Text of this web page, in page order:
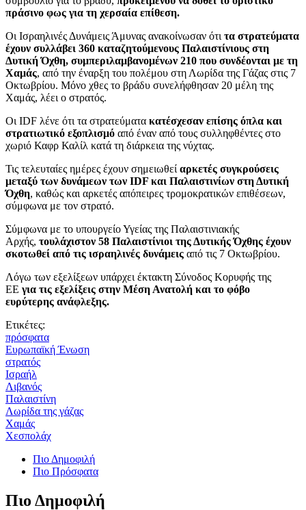
πράσινο φως για τη χερσαία επίθεση.
Οι Ισραηλινές Δυνάμεις Άμυνας ανακοίνωσαν ότι τα στρατεύματα
έχουν συλλάβει 360 καταζητούμενους Παλαιστίνιους στη
Δυτική Όχθη, συμπεριλαμβανομένων 210 που συνδέονται με τη
Χαμάς, από την έναρξη του πολέμου στη Λωρίδα της Γάζας στις 7
Οκτωβρίου. Μόνο χθες το βράδυ συνελήφθησαν 20 μέλη της
Χαμάς, λέει ο στρατός.
Οι IDF λένε ότι τα στρατεύματα κατέσχεσαν επίσης όπλα και
στρατιωτικό εξοπλισμό από έναν από τους συλληφθέντες στο
χωριό Καφρ Καλίλ κατά τη διάρκεια της νύχτας.
Τις τελευταίες ημέρες έχουν σημειωθεί αρκετές συγκρούσεις
μεταξύ των δυνάμεων των IDF και Παλαιστινίων στη Δυτική
Όχθη, καθώς και αρκετές απόπειρες τρομοκρατικών επιθέσεων,
σύμφωνα με τον στρατό.
Σύμφωνα με το υπουργείο Υγείας της Παλαιστινιακής
Αρχής, τουλάχιστον 58 Παλαιστίνιοι της Δυτικής Όχθης έχουν
σκοτωθεί από τις ισραηλινές δυνάμεις από τις 7 Οκτωβρίου.
Λόγω των εξελίξεων υπάρχει έκτακτη Σύνοδος Κορυφής της
ΕΕ για τις εξελίξεις στην Μέση Ανατολή και το φόβο
ευρύτερης ανάφλεξης.
Ετικέτες:
πρόσφατα
Ευρωπαϊκή Ένωση
στρατός
Ισραήλ
Λιβανός
Παλαιστίνη
Λωρίδα της γάζας
Χαμάς
Χεσπολάχ
Πιο Δημοφιλή
Πιο Πρόσφατα
Πιο Δημοφιλή